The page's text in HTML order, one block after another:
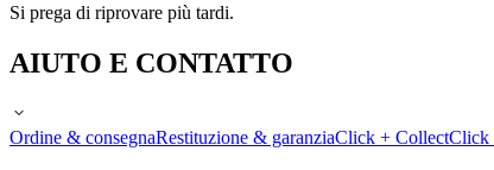
Si prega di riprovare più tardi.
AIUTO E CONTATTO
Ordine & consegnaRestituzione & garanziaClick + CollectClick